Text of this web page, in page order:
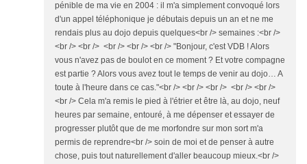
pénible de ma vie en 2004 : il m'a simplement convoqué lors
d'un appel téléphonique je débutais depuis un an et ne me
rendais plus au dojo depuis quelques<br /> semaines :<br />
<br /> <br /> <br /> <br /> <br /> "Bonjour, c'est VDB ! Alors
vous n'avez pas de boulot en ce moment ? Et votre compagne
est partie ? Alors vous avez tout le temps de venir au dojo… A
toute à l'heure dans ce cas."<br /> <br /> <br /> <br /> <br />
<br /> Cela m'a remis le pied à l'étrier et être là, au dojo, neuf
heures par semaine, entouré, à me dépenser et essayer de
progresser plutôt que de me morfondre sur mon sort m'a
permis de reprendre<br /> soin de moi et de penser à autre
chose, puis tout naturellement d'aller beaucoup mieux.<br />